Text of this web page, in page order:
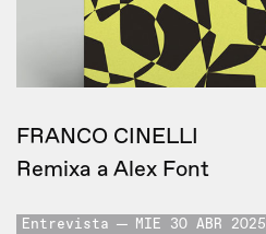
FRANCO CINELLI
Remixa a Alex Font
Entrevista MIE 30 ABR 2025